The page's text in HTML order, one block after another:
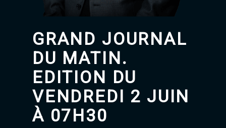
Tétouan 87.8 Hz
Fès 98.8 Hz
El Jadida 97.3
Chefchaouen 106.4
Essaouira 96.6
Taza 103.0
Taounate 95.6
SkhourRhamna 92.2
GRAND JOURNAL
DU MATIN.
EDITION DU
VENDREDI 2 JUIN
À 07H30